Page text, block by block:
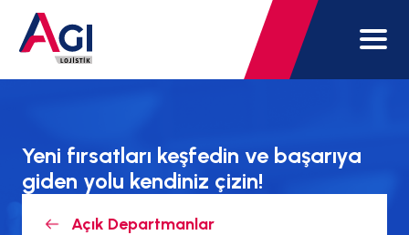
Yeni fırsatları keşfedin ve başarıya
giden yolu kendiniz çizin!
Açık Departmanlar